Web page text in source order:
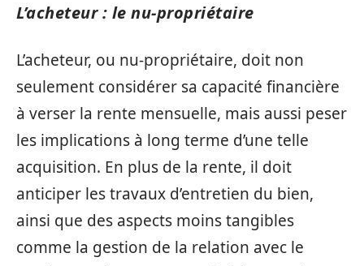
L’acheteur : le nu-propriétaire
L’acheteur, ou nu-propriétaire, doit non
seulement considérer sa capacité financière
à verser la rente mensuelle, mais aussi peser
les implications à long terme d’une telle
acquisition. En plus de la rente, il doit
anticiper les travaux d’entretien du bien,
ainsi que des aspects moins tangibles
comme la gestion de la relation avec le